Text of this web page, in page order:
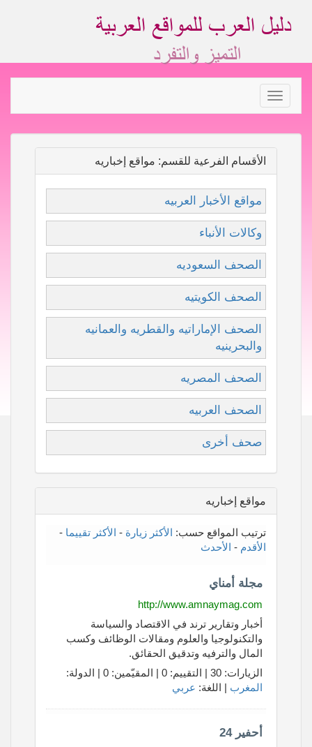
Toggle
navigation
الأقسام الفرعية للقسم: مواقع إخباريه
مواقع الأخبار العربيه
وكالات الأنباء
الصحف السعوديه
الصحف الكويتيه
الصحف الإماراتيه والقطريه والعمانيه
والبحرينيه
الصحف المصريه
الصحف العربيه
صحف أخرى
مواقع إخباريه
ترتيب المواقع حسب: الأكثر زيارة - الأكثر تقييما -
الأقدم - الأحدث
مجلة أمناي
http://www.amnaymag.com
أخبار وتقارير ترند في الاقتصاد والسياسة
والتكنولوجيا والعلوم ومقالات الوظائف وكسب
المال والترفيه وتدقيق الحقائق.
الزيارات: 30 | التقييم: 0 | المقيّمين: 0 | الدولة:
المغرب | اللغة: عربي
أحفير 24